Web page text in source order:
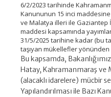
6/2/2023 tarihinde
Kanununun 15 inci
ve Malatya illeri ile Gaziantep
maddesi kapsamında
31/5/2025 tarihine kadar (bu
taşıyan mükellefler
Bu kapsamda,
Hatay, Kahramanmaraş ve
(alacaklı idarelere) mücbir
Yapılandırılması ile Bazı